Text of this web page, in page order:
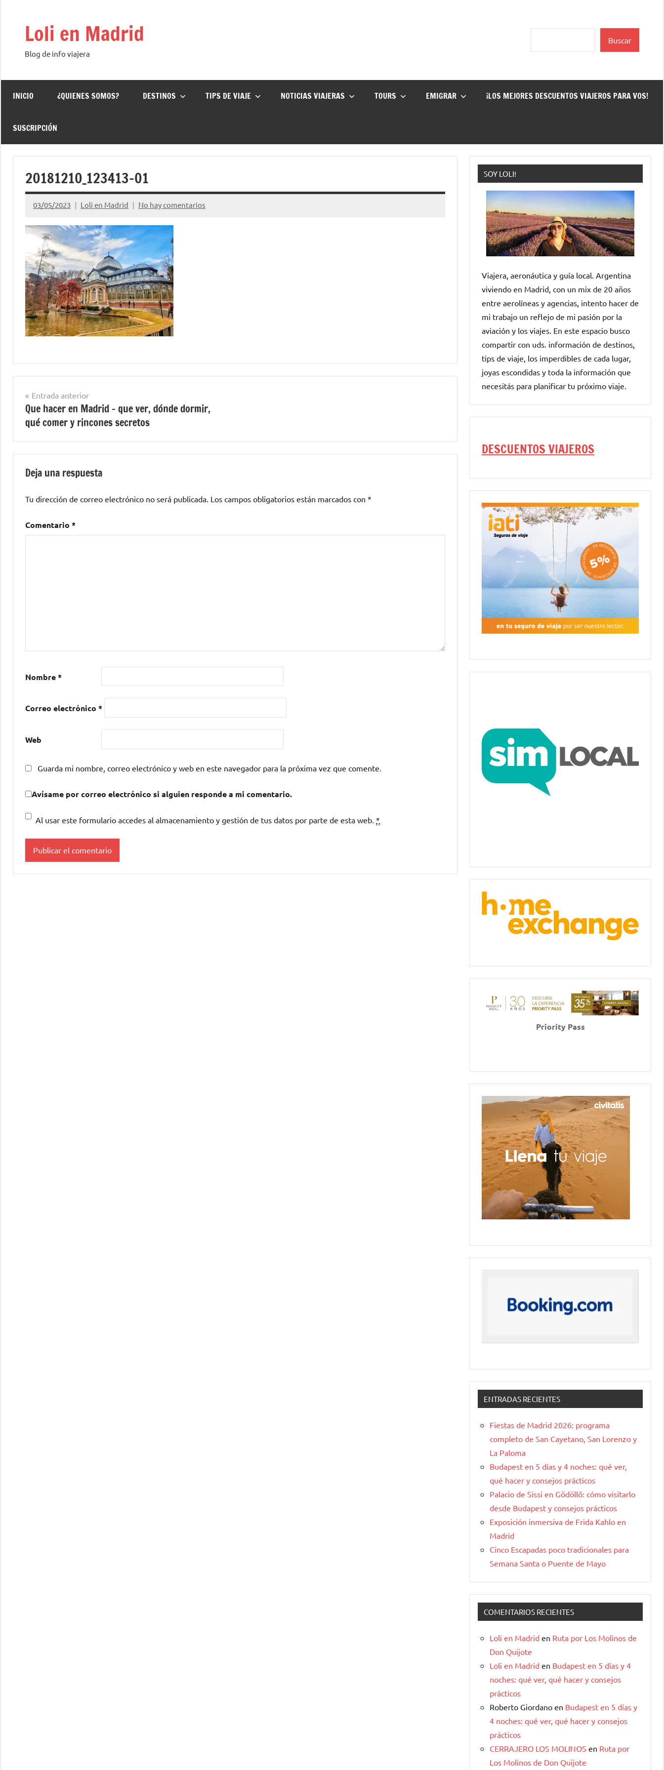
contenidoLoli en Madrid
Blog de info viajera
Buscar
INICIO ¿QUIENES SOMOS? DESTINOS TIPS DE VIAJE NOTICIAS VIAJERAS TOURS EMIGRAR ¡LOS MEJORES DESCUENTOS VIAJEROS PARA VOS!
SUSCRIPCIÓN
20181210_123413-01
03/05/2023 Loli en Madrid No hay comentarios
Navegación
de
entradas
Entrada anterior
Que hacer en Madrid – que ver, dónde dormir,
qué comer y rincones secretos
Deja una respuesta
Tu dirección de correo electrónico no será publicada. Los campos obligatorios están marcados con *
Comentario *
Nombre*
Correo electrónico *
Web
Guarda mi nombre, correo electrónico y web en este navegador para la próxima vez que comente.
Avísame por correo electrónico si alguien responde a mi comentario.
Al usar este formulario accedes al almacenamiento y gestión de tus datos por parte de esta web. *
SOY LOLI!
Viajera, aeronáutica y guía local. Argentina
viviendo en Madrid, con un mix de 20 años
entre aerolíneas y agencias, intento hacer de
mi trabajo un reflejo de mi pasión por la
aviación y los viajes. En este espacio busco
compartir con uds. información de destinos,
tips de viaje, los imperdibles de cada lugar,
joyas escondidas y toda la información que
necesitás para planificar tu próximo viaje.
DESCUENTOS VIAJEROS
Priority Pass
ENTRADAS RECIENTES
Fiestas de Madrid 2026: programa
completo de San Cayetano, San Lorenzo y
La Paloma
Budapest en 5 días y 4 noches: qué ver,
qué hacer y consejos prácticos
Palacio de Sissi en Gödöllő: cómo visitarlo
desde Budapest y consejos prácticos
Exposición inmersiva de Frida Kahlo en
Madrid
Cinco Escapadas poco tradicionales para
Semana Santa o Puente de Mayo
COMENTARIOS RECIENTES
Loli en Madrid en Ruta por Los Molinos de
Don Quijote
Loli en Madrid en Budapest en 5 días y 4
noches: qué ver, qué hacer y consejos
prácticos
Roberto Giordano en Budapest en 5 días y
4 noches: qué ver, qué hacer y consejos
prácticos
CERRAJERO LOS MOLINOS en Ruta por
Los Molinos de Don Quijote